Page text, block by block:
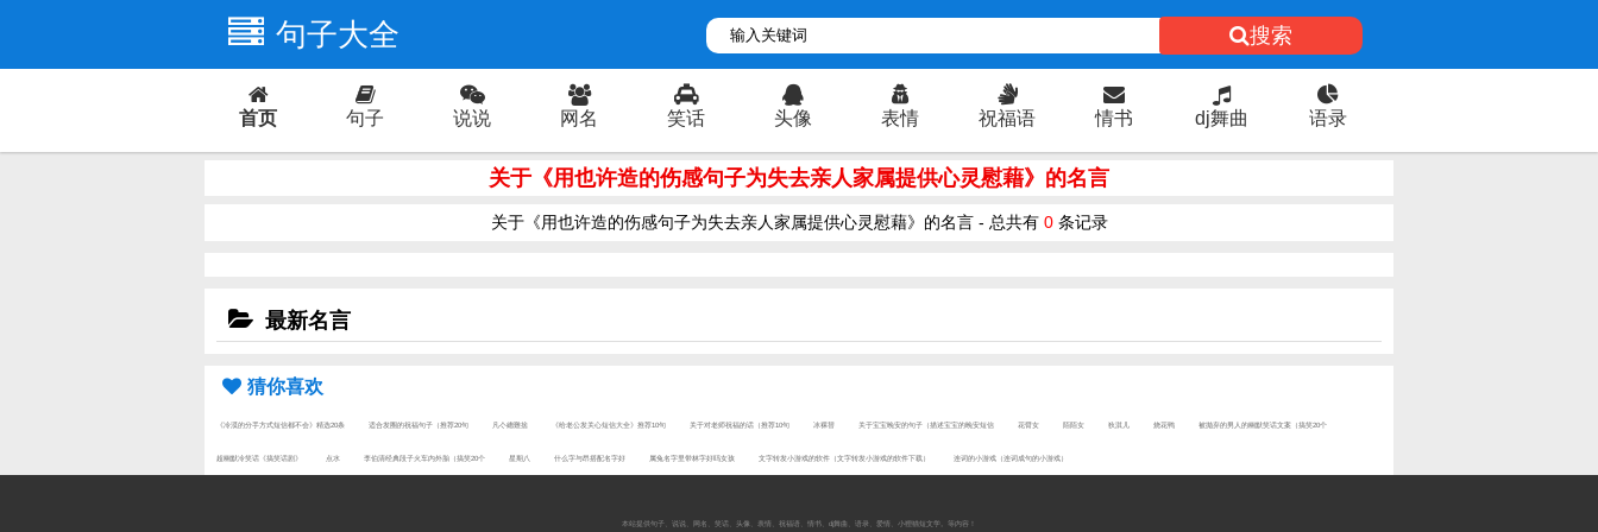
句子大全 搜索
首页 句子 说说 网名 笑话 头像 表情 祝福语 情书 dj舞曲 语录
关于《用也许造的伤感句子为失去亲人家属提供心灵慰藉》的名言
关于《用也许造的伤感句子为失去亲人家属提供心灵慰藉》的名言 - 总共有 0条记录
最新名言
猜你喜欢
《冷漠的分手方式短信都不会》精选20条 适合发圈的祝福句子（推荐20句 凡亽總難捨 《给老公发关心短信大全》推荐10句 关于对老师祝福的话（推荐10句 冰裸替 关于宝宝晚安的句子（描述宝宝的晚安短信 花臂女 陌陌女 狄淇儿 烧花鸭 被抛弃的男人的幽默笑话文案（搞笑20个
超幽默冷笑话《搞笑话剧》 点水 李伯清经典段子火车内外胎（搞笑20个 星期八 什么字与昂搭配名字好 属兔名字里带林字好吗女孩 文字转发小游戏的软件（文字转发小游戏的软件下载） 连词的小游戏（连词成句的小游戏）
本站提供句子 说说 网名 笑话 头像 表情 祝福语 情书 dj舞曲 语录 爱情 小狸猫短文学 。等内容！